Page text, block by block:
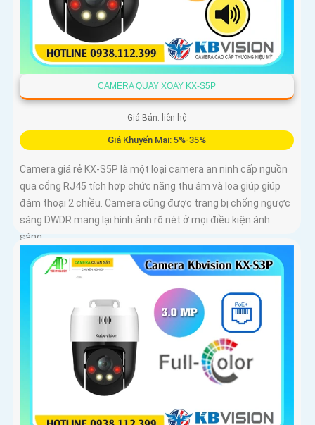
CAMERA QUAY XOAY KX-S5P
Giá Bán: liên hệ
Giá Khuyến Mại: 5%-35%
Camera giá rẻ KX-S5P là một loại camera an ninh cấp nguồn
qua cổng RJ45 tích hợp chức năng thu âm và loa giúp giúp
đàm thoại 2 chiều. Camera cũng được trang bị chống ngược
sáng DWDR mang lại hình ảnh rõ nét ở mọi điều kiện ánh
sáng